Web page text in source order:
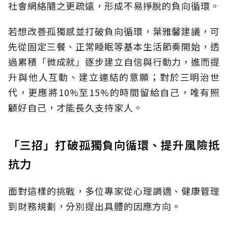
社會網絡隨之更疏遠，形成不易掙脫的負向循環。
若想改善孤獨感並打破負向循環，葉雅馨建議，可
先從固定三餐、正常睡眠等基本生活節奏開始，透
過累積「微成就」逐步建立自信與行動力，進而提
升與他人互動、建立連結的意願；對於三明治世
代，更應將10%至15%的時間留給自己，唯有照
顧好自己，才能長久支持家人。
「三招」打破孤獨負向循環、提升風險抵
抗力
面對這樣的挑戰，多位專家從心理調適、健康管理
到財務規劃，分別提出具體的因應方向。